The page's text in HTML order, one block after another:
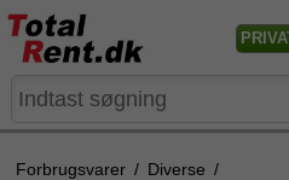
Forbrugsvarer / Diverse /